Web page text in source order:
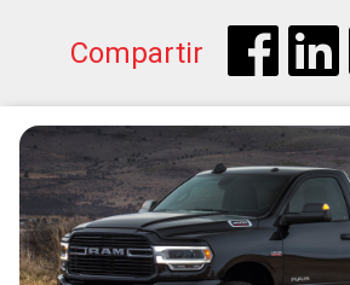
Compartir